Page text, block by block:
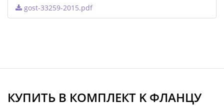
gost-33259-2015.pdf
КУПИТЬ В КОМПЛЕКТ K ФЛАНЦУ